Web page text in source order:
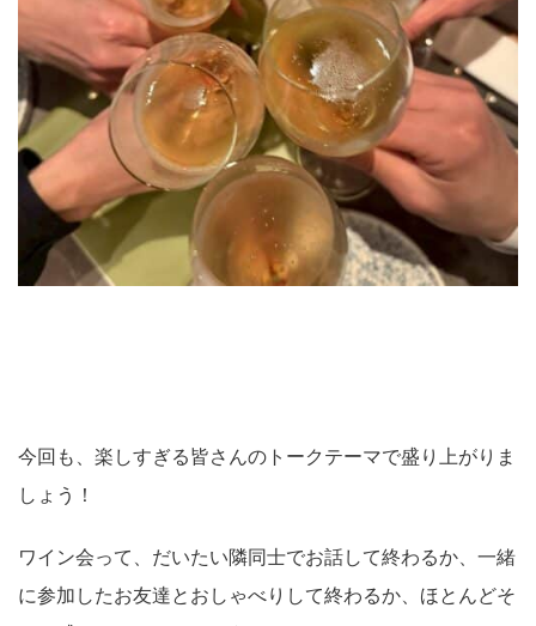
今回も、楽しすぎる皆さんのトークテーマで盛り上がりま
しょう！
ワイン会って、だいたい隣同士でお話して終わるか、一緒
に参加したお友達とおしゃべりして終わるか、ほとんどそ